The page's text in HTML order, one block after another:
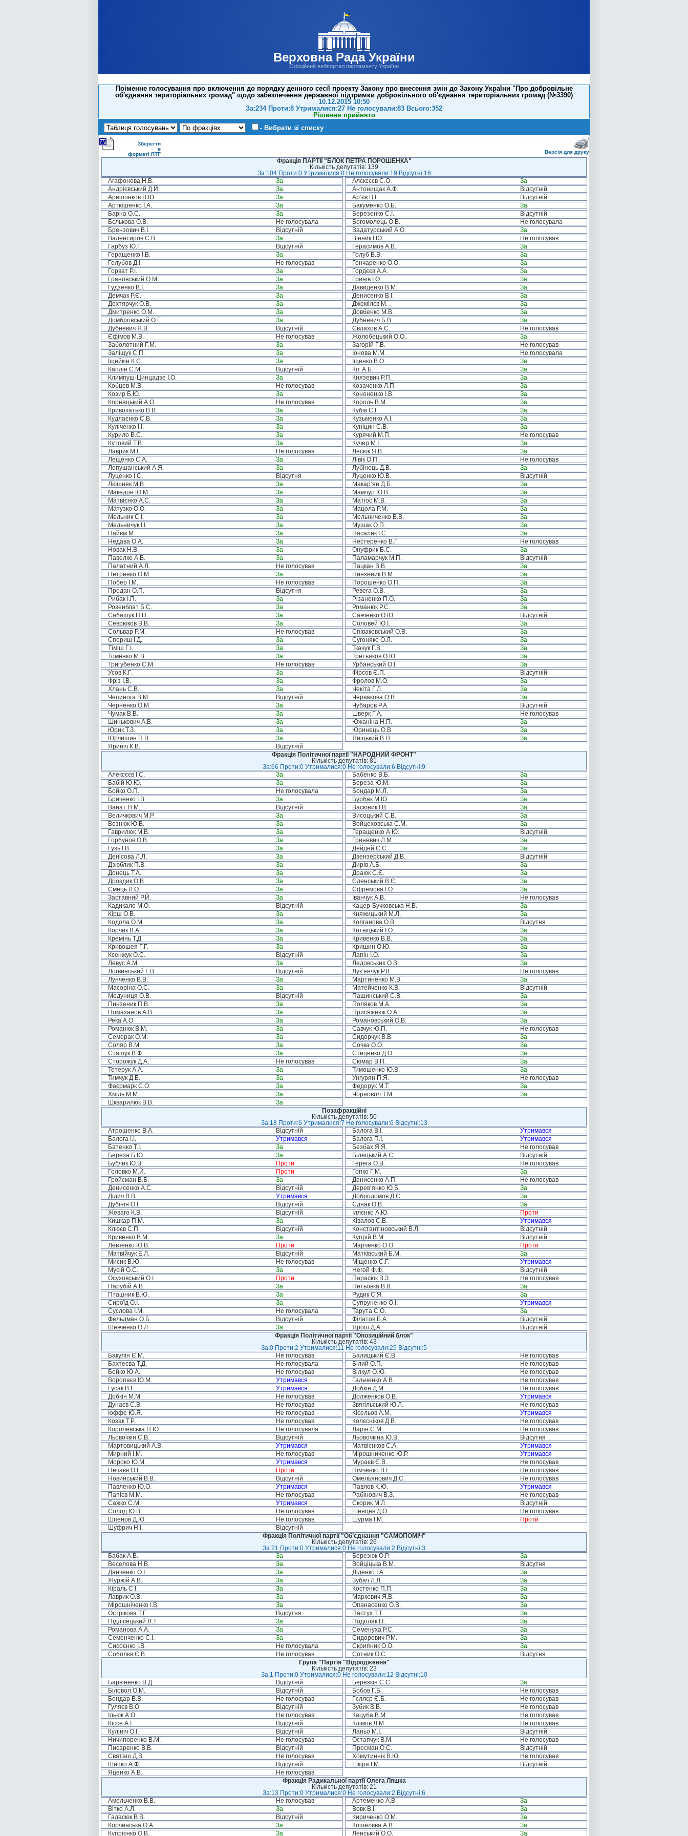
Верховна Рада України
Офіційний вебпортал парламенту України
Поіменне голосування про включення до порядку денного сесії проекту Закону про внесення змін до Закону України "Про добровільне
об'єднання територіальних громад" щодо забезпечення державної підтримки добровільного об'єднання територіальних громад (№3390)
10.12.2015 10:50
За:234 Проти:8 Утрималися:27 Не голосували:83 Всього:352
Рішення прийнято
- Вибрати зі списку
Зберегти
в
форматі RTF
Версія для друку
Фракція ПАРТІЇ "БЛОК ПЕТРА ПОРОШЕНКА"
Кількість депутатів: 139
За:104 Проти:0 Утрималися:0 Не голосували:19 Відсутні:16
Агафонова Н.В.
За Алєксєєв С.О.
За
Андрієвський Д.Й.
За Антонищак А.Ф.
Відсутній
Арешонков В.Ю.
За Ар’єв В.І.
Відсутній
Артюшенко І.А.
За Бакуменко О.Б.
За
Барна О.С.
За Березенко С.І.
Відсутній
Бєлькова О.В.
Не голосувала Богомолець О.В.
Не голосувала
Брензович В.І.
Відсутній Вадатурський А.О.
За
Валентиров С.В.
За Вінник І.Ю.
Не голосував
Гарбуз Ю.Г.
Відсутній Герасимов А.В.
За
Геращенко І.В.
За Голуб В.В.
За
Голубов Д.І.
Не голосував Гончаренко О.О.
За
Горват Р.І.
За Гордєєв А.А.
За
Грановський О.М.
За Гринів І.О.
За
Гудзенко В.І.
За Давиденко В.М.
За
Демчак Р.Є.
За Денисенко В.І.
За
Дехтярчук О.В.
За Джемілєв М. .
За
Дмитренко О.М.
За Довбенко М.В.
За
Домбровський О.Г.
За Дубневич Б.В.
За
Дубневич Я.В.
Відсутній Євлахов А.С.
Не голосував
Єфімов М.В.
Не голосував Жолобецький О.О.
За
Заболотний Г.М.
За Загорій Г.В.
Не голосував
Заліщук С.П.
За Іонова М.М.
Не голосувала
Іщейкін К.Є.
За Іщенко В.О.
За
Каплін С.М.
Відсутній Кіт А.Б.
За
Климпуш-Цинцадзе І.О.
За Князевич Р.П.
За
Кобцев М.В.
Не голосував Козаченко Л.П.
За
Козир Б.Ю.
За Кононенко І.В.
За
Корнацький А.О.
Не голосував Король В.М.
За
Кривохатько В.В.
За Кубів С.І.
За
Кудлаєнко С.В.
За Кузьменко А.І.
За
Куліченко І.І.
За Куніцин С.В.
За
Курило В.С.
За Курячий М.П.
Не голосував
Кутовий Т.В.
За Кучер М.І.
За
Лаврик М.І.
Не голосував Лесюк Я.В.
За
Лещенко С.А.
За Лівік О.П.
Не голосував
Лопушанський А.Я.
За Лубінець Д.В.
За
Луценко І.С.
Відсутня Луценко Ю.В.
Відсутній
Люшняк М.В.
За Макар’ян Д.Б.
За
Македон Ю.М.
За Мамчур Ю.В.
За
Матвієнко А.С.
За Матіос М.В.
За
Матузко О.О.
За Мацола Р.М.
За
Мельник С.І.
За Мельниченко В.В.
За
Мельничук І.І.
За Мушак О.П.
За
Найєм М. .
За Насалик І.С.
За
Недава О.А.
За Нестеренко В.Г.
Не голосував
Новак Н.В.
За Онуфрик Б.С.
За
Павелко А.В.
За Паламарчук М.П.
Відсутній
Палатний А.Л.
Не голосував Пацкан В.В.
За
Петренко О.М.
За Пинзеник В.М.
За
Побер І.М.
Не голосував Порошенко О.П.
За
Продан О.П.
Відсутня Ревега О.В.
За
Рибак І.П.
За Різаненко П.О.
За
Розенблат Б.С.
За Романюк Р.С.
За
Сабашук П.П.
За Савченко О.Ю.
Відсутній
Севрюков В.В.
За Соловей Ю.І.
За
Сольвар Р.М.
Не голосував Співаковський О.В.
За
Спориш І.Д.
За Сугоняко О.Л.
За
Тіміш Г.І.
За Ткачук Г.В.
За
Томенко М.В.
За Третьяков О.Ю.
За
Тригубенко С.М.
Не голосував Урбанський О.І.
За
Усов К.Г.
За Фірсов Є.П.
Відсутній
Фріз І.В.
За Фролов М.О.
За
Хлань С.В.
За Чекіта Г.Л.
За
Чепинога В.М.
Відсутній Червакова О.В.
За
Черненко О.М.
За Чубаров Р.А.
Відсутній
Чумак В.В.
За Шверк Г.А.
Не голосував
Шинькович А.В.
За Южаніна Н.П.
За
Юрик Т.З.
За Юринець О.В.
За
Юрчишин П.В.
За Яніцький В.П.
За
Яриніч К.В.
Відсутній
Фракція Політичної партії "НАРОДНИЙ ФРОНТ"
Кількість депутатів: 81
За:66 Проти:0 Утрималися:0 Не голосували:6 Відсутні:9
Алексєєв І.С.
За Бабенко В.Б.
За
Бабій Ю.Ю.
За Береза Ю.М.
За
Бойко О.П.
Не голосувала Бондар М.Л.
За
Бриченко І.В.
За Бурбак М.Ю.
За
Ванат П.М.
Відсутній Васюник І.В.
За
Величкович М.Р.
За Висоцький С.В.
За
Вознюк Ю.В.
За Войцеховська С.М.
За
Гаврилюк М.В.
За Геращенко А.Ю.
Відсутній
Горбунов О.В.
За Гриневич Л.М.
За
Гузь І.В.
За Дейдей Є.С.
За
Денісова Л.Л.
За Дзензерський Д.В.
Відсутній
Дзюблик П.В.
За Дирів А.Б.
За
Донець Т.А.
За Драюк С.Є.
За
Дроздик О.В.
За Єленський В.Є.
За
Ємець Л.О.
За Єфремова І.О.
За
Заставний Р.Й.
За Іванчук А.В.
Не голосував
Кадикало М.О.
Відсутній Кацер-Бучковська Н.В.
За
Кірш О.В.
За Княжицький М.Л.
За
Кодола О.М.
За Колганова О.В.
Відсутня
Корчик В.А.
За Котвіцький І.О.
За
Кремінь Т.Д.
За Кривенко В.В.
За
Кривошея Г.Г.
За Кришин О.Ю.
За
Ксенжук О.С.
Відсутній Лапін І.О.
За
Левус А.М.
За Ледовських О.В.
За
Логвинський Г.В.
Відсутній Лук’янчук Р.В.
Не голосував
Лунченко В.В.
За Мартиненко М.В.
За
Масоріна О.С.
За Матейченко К.В.
Відсутній
Медуниця О.В.
Відсутній Пашинський С.В.
За
Пинзеник П.В.
За Поляков М.А.
За
Помазанов А.В.
За Присяжнюк О.А.
За
Река А.О.
За Романовський О.В.
За
Романюк В.М.
За Савчук Ю.П.
Не голосував
Семерак О.М.
За Сидорчук В.В.
За
Соляр В.М.
За Сочка О.О.
За
Сташук В.Ф.
За Стеценко Д.О.
За
Сторожук Д.А.
Не голосував Сюмар В.П.
За
Тетерук А.А.
За Тимошенко Ю.В.
За
Тимчук Д.Б.
За Унгурян П.Я.
Не голосував
Фаєрмарк С.О.
За Федорук М.Т.
За
Хміль М.М.
За Чорновол Т.М.
За
Шкварилюк В.В.
За
Позафракційні
Кількість депутатів: 50
За:18 Проти:6 Утрималися:7 Не голосували:6 Відсутні:13
Атрошенко В.А.
Відсутній Балога В.І.
Утримався
Балога І.І.
Утримався Балога П.І.
Утримався
Батенко Т.І.
За Безбах Я.Я.
Не голосував
Береза Б.Ю.
За Білецький А.Є.
Відсутній
Бублик Ю.В.
Проти Герега О.В.
Не голосував
Головко М.Й.
Проти Гопко Г.М.
За
Гройсман В.Б.
За Денисенко А.П.
Не голосував
Денисенко А.С.
Відсутній Дерев’янко Ю.Б.
За
Дідич В.В.
Утримався Добродомов Д.Є.
За
Дубінін О.І.
Відсутній Єднак О.В.
За
Жеваго К.В.
Відсутній Іллєнко А.Ю.
Проти
Кишкар П.М.
За Ківалов С.В.
Утримався
Клюєв С.П.
Відсутній Константіновський В.Л.
Відсутній
Кривенко В.М.
За Купрій В.М.
Відсутній
Левченко Ю.В.
Проти Марченко О.О.
Проти
Матвійчук Е.Л.
Відсутній Матківський Б.М.
За
Мисик В.Ю.
Не голосував Міщенко С.Г.
Утримався
Мусій О.С.
За Негой Ф.Ф.
Відсутній
Осуховський О.І.
Проти Парасюк В.З.
Не голосував
Парубій А.В.
За Петьовка В.В.
За
Пташник В.Ю.
За Рудик С.Я.
За
Сироїд О.І.
За Супруненко О.І.
Утримався
Суслова І.М.
Не голосувала Тарута С.О.
За
Фельдман О.Б.
Відсутній Філатов Б.А.
Відсутній
Шевченко О.Л.
За Ярош Д.А.
Відсутній
Фракція Політичної партії "Опозиційний блок"
Кількість депутатів: 43
За:0 Проти:2 Утрималися:11 Не голосували:25 Відсутні:5
Бакулін Є.М.
Не голосував Балицький Є.В.
Не голосував
Бахтеєва Т.Д.
Не голосувала Білий О.П.
Не голосував
Бойко Ю.А.
Не голосував Вілкул О.Ю.
Не голосував
Воропаєв Ю.М.
Утримався Гальченко А.В.
Не голосував
Гусак В.Г.
Утримався Добкін Д.М.
Не голосував
Добкін М.М.
Не голосував Долженков О.В.
Утримався
Дунаєв С.В.
Не голосував Звягільський Ю.Л.
Не голосував
Іоффе Ю.Я.
Не голосував Кісельов А.М.
Утримався
Козак Т.Р.
Не голосував Колєсніков Д.В.
Не голосував
Королевська Н.Ю.
Не голосувала Ларін С.М.
Не голосував
Льовочкін С.В.
Відсутній Льовочкіна Ю.В.
Відсутня
Мартовицький А.В.
Утримався Матвієнков С.А.
Утримався
Мирний І.М.
Не голосував Мірошниченко Ю.Р.
Утримався
Мороко Ю.М.
Утримався Мураєв Є.В.
Не голосував
Нечаєв О.І.
Проти Німченко В.І.
Не голосував
Новинський В.В.
Відсутній Омельянович Д.С.
Не голосував
Павленко Ю.О.
Утримався Павлов К.Ю.
Утримався
Папієв М.М.
Не голосував Рабінович В.З.
Не голосував
Сажко С.М.
Утримався Скорик М.Л.
Відсутній
Солод Ю.В.
Не голосував Шенцев Д.О.
Не голосував
Шпенов Д.Ю.
Не голосував Шурма І.М.
Проти
Шуфрич Н.І.
Відсутній
Фракція Політичної партії "Об’єднання "САМОПОМІЧ"
Кількість депутатів: 26
За:21 Проти:0 Утрималися:0 Не голосували:2 Відсутні:3
Бабак А.В.
За Березюк О.Р.
За
Веселова Н.В.
За Войціцька В.М.
Відсутня
Данченко О.І.
За Діденко І.А.
За
Журжій А.В.
За Зубач Л.Л.
За
Кіраль С.І.
За Костенко П.П.
За
Лаврик О.В.
За Маркевич Я.В.
За
Мірошніченко І.В.
За Опанасенко О.В.
За
Острікова Т.Г.
Відсутня Пастух Т.Т.
За
Підлісецький Л.Т.
За Подоляк І.І.
За
Романова А.А.
За Семенуха Р.С.
За
Семенченко С.І.
За Сидорович Р.М.
За
Сисоєнко І.В.
Не голосувала Скрипник О.О.
За
Соболєв Є.В.
Не голосував Сотник О.С.
Відсутня
Група "Партія "Відродження"
Кількість депутатів: 23
За:1 Проти:0 Утрималися:0 Не голосували:12 Відсутні:10
Барвіненко В.Д.
Відсутній Березкін С.С.
За
Біловол О.М.
Відсутній Бобов Г.Б.
Не голосував
Бондар В.В.
Не голосував Гєллєр Є.Б.
Не голосував
Гуляєв В.О.
Відсутній Зубик В.В.
Не голосував
Ільюк А.О.
Не голосував Кацуба В.М.
Не голосував
Кіссе А.І.
Відсутній Клімов Л.М.
Не голосував
Кулініч О.І.
Відсутній Ланьо М.І.
Відсутній
Ничипоренко В.М.
Не голосував Остапчук В.М.
Не голосував
Писаренко В.В.
Відсутній Пресман О.С.
Відсутній
Святаш Д.В.
Не голосував Хомутиннік В.Ю.
Не голосував
Шипко А.Ф.
Відсутній Шкіря І.М.
Відсутній
Яценко А.В.
Не голосував
Фракція Радикальної партії Олега Ляшка
Кількість депутатів: 21
За:13 Проти:0 Утрималися:0 Не голосували:2 Відсутні:6
Амельченко В.В.
Не голосував Артеменко А.В.
За
Вітко А.Л.
За Вовк В.І.
За
Галасюк В.В.
Відсутній Кириченко О.М.
За
Корчинська О.А.
За Кошелєва А.В.
За
Купрієнко О.В.
За Ленський О.О. За